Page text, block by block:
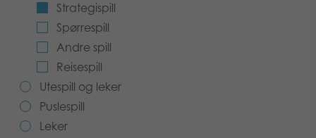
Bøker
Applikasjoner
Arkiverte produkter
Strategispill
Spørrespill
Andre spill
Reisespill
Utespill og leker
Puslespill
Leker